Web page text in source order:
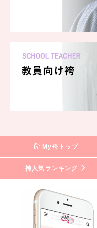
My袴トップ
袴人気ランキング